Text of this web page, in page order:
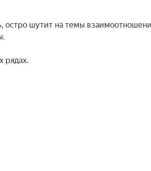
остро шутит на темы
рядах.